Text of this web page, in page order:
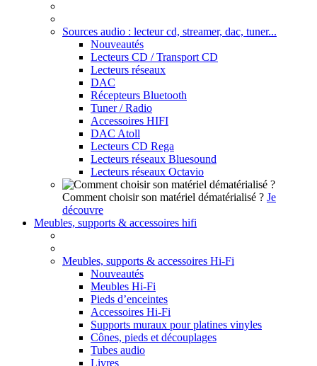
Sources audio : lecteur cd, streamer, dac, tuner...
Nouveautés
Lecteurs CD / Transport CD
Lecteurs réseaux
DAC
Récepteurs Bluetooth
Tuner / Radio
Accessoires HIFI
DAC Atoll
Lecteurs CD Rega
Lecteurs réseaux Bluesound
Lecteurs réseaux Octavio
Comment choisir son matériel dématérialisé ? Je
découvre
Meubles, supports & accessoires hifi
Meubles, supports & accessoires Hi-Fi
Nouveautés
Meubles Hi-Fi
Pieds d’enceintes
Accessoires Hi-Fi
Supports muraux pour platines vinyles
Cônes, pieds et découplages
Tubes audio
Livres